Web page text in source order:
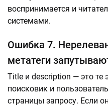
воспринимается и
системами.
Ошибка 7.
метатеги
Title и description — это
поисковик и
страницы запросу. Если